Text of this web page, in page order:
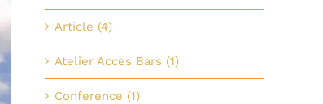
Article (4)
Atelier Acces Bars (1)
Conference (1)